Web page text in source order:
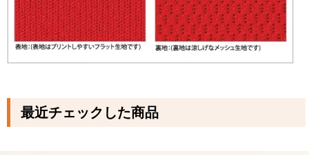
最近チェックした商品